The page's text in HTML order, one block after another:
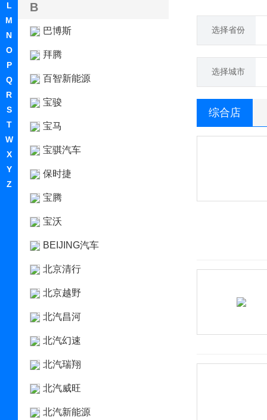
L
M
N
O
P
Q
R
S
T
W
X
Y
Z
B
巴博斯
拜腾
百智新能源
宝骏
宝马
宝骐汽车
保时捷
宝腾
宝沃
BEIJING汽车
北京清行
北京越野
北汽昌河
北汽幻速
北汽瑞翔
北汽威旺
北汽新能源
选择省份
选择城市
综合店